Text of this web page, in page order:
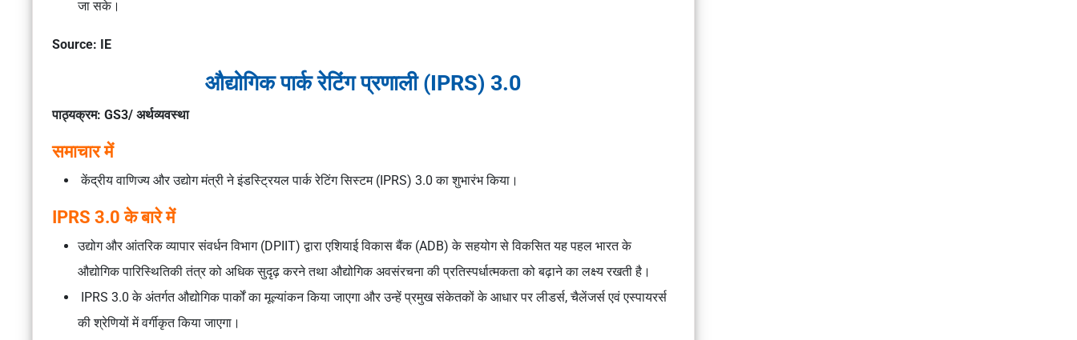
जा सके।
Source: IE
औद्योगिक पार्क रेटिंग प्रणाली (IPRS) 3.0
पाठ्यक्रम: GS3/ अर्थव्यवस्था
समाचार में
केंद्रीय वाणिज्य और उद्योग मंत्री ने इंडस्ट्रियल पार्क रेटिंग सिस्टम (IPRS) 3.0 का शुभारंभ किया।
IPRS 3.0 के बारे में
उद्योग और आंतरिक व्यापार संवर्धन विभाग (DPIIT) द्वारा एशियाई विकास बैंक (ADB) के सहयोग से विकसित यह पहल भारत के
औद्योगिक पारिस्थितिकी तंत्र को अधिक सुदृढ़ करने तथा औद्योगिक अवसंरचना की प्रतिस्पर्धात्मकता को बढ़ाने का लक्ष्य रखती है।
IPRS 3.0 के अंतर्गत औद्योगिक पार्कों का मूल्यांकन किया जाएगा और उन्हें प्रमुख संकेतकों के आधार पर लीडर्स, चैलेंजर्स एवं एस्पायरर्स
की श्रेणियों में वर्गीकृत किया जाएगा।